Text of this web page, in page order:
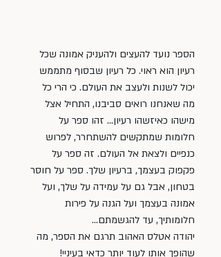
הספר נועד להעצים ולהעניק אמונה שכל
רעיון הוא ראוי. כל רעיון שבסוף מתממש
יכול לשנות ולעצב את העולם. כי הרי כל
מה שאנחנו רואים סביבנו, התחיל אצל
מישהו כאיזשהו רעיון… זהו ספר על
חלומות שמתקשים להשתחרר, לפרוש
כנפיים ולצאת אל העולם. זה ספר על
פקפוק בעצמך, ברעיון שלך. ספר על חוסר
בטחון, אבל גם על עמידה על שלך, ועל
אמונה בעצמך ועל הגנה על פירות
חלומותיך, עד להגשמתם…
יהודה אטלס האהוב תרגם את הספר, מה
שהופך אותו לעוד יותר כדאי בעיניי!